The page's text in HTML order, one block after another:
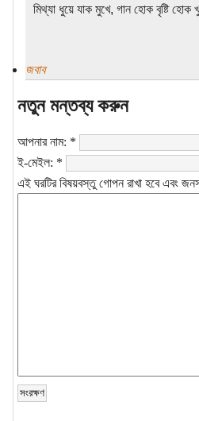
মিথ্যা ধুয়ে যাক মুখে, গান হোক বৃষ্টি হোক
জবাব
নতুন মন্তব্য করুন
আপনার নাম: *
ই-মেইল: *
এই ঘরটির বিষয়বস্তু গোপন রাখা হবে এবং